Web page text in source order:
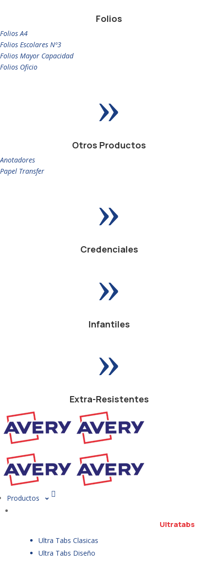
Folios
Folios A4
Folios Escolares Nº3
Folios Mayor Capacidad
Folios Oficio
»
Otros Productos
Anotadores
Papel Transfer
»
Credenciales
»
Infantiles
»
Extra-Resistentes
Productos
Ultratabs
Ultra Tabs Clasicas
Ultra Tabs Diseño